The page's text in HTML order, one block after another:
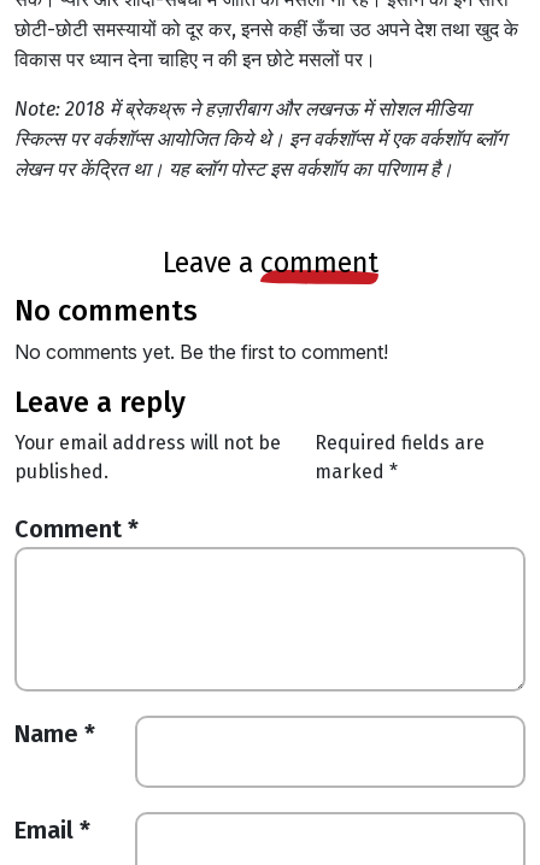
छोटी-छोटी समस्यायों को दूर कर, इनसे कहीं ऊँचा उठ अपने देश तथा खुद के
विकास पर ध्यान देना चाहिए न की इन छोटे मसलों पर।
Note: 2018 में ब्रेकथ्रू ने हज़ारीबाग और लखनऊ में सोशल मीडिया
स्किल्स पर वर्कशॉप्स आयोजित किये थे। इन वर्कशॉप्स में एक वर्कशॉप ब्लॉग
लेखन पर केंद्रित था। यह ब्लॉग पोस्ट इस वर्कशॉप का परिणाम है।
leave a comment
no comments
No comments yet. Be the first to comment!
leave a reply
Your email address will not be
published.
Required fields are
marked *
Comment *
Name *
Email *